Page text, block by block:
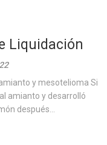
Liquidación
y mesotelioma Si
amianto y desarrolló
después...